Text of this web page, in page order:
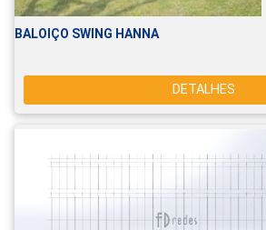
BALOIÇO SWING HANNA
DETALHES